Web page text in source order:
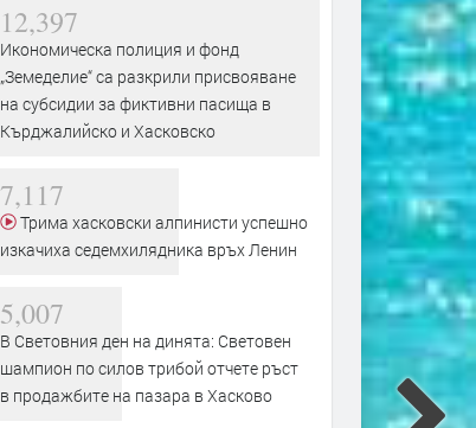
12,397
Икономическа полиция и фонд
„Земеделие“ са разкрили присвояване
на субсидии за фиктивни пасища в
Кърджалийско и Хасковско
7,117
Трима хасковски алпинисти успешно
изкачиха седемхилядника връх Ленин
5,007
В Световния ден на динята: Световен
шампион по силов трибой отчете ръст
в продажбите на пазара в Хасково